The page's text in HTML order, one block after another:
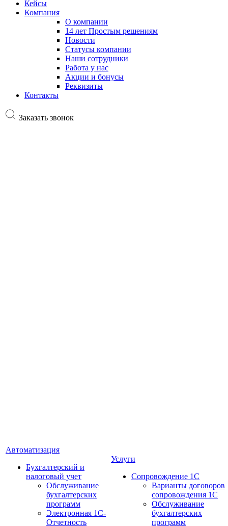
Кейсы
Компания
О компании
14 лет Простым решениям
Новости
Статусы компании
Наши сотрудники
Работа у нас
Акции и бонусы
Реквизиты
Контакты
Заказать звонок
Автоматизация
Бухгалтерский и
налоговый учет
Обслуживание
бухгалтерских
программ
Электронная 1С-
Отчетность
Услуги
Сопровождение 1С
Варианты договоров
сопровождения 1С
Обслуживание
бухгалтерских
программ